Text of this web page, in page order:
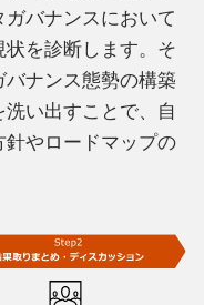
バナンスにおいて
を診断します。そ
ナンス態勢の構築
い出すことで、自
やロードマップの